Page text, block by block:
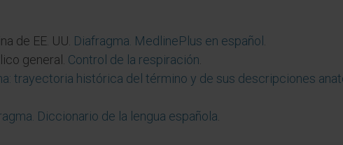
de EE. UU. Diafragma. MedlinePlus en español
general. Control de la respiración
trayectoria histórica del término y de sus descripciones
Diccionario de la lengua española